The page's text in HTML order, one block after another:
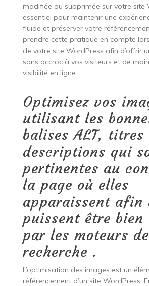
modifiée ou supprimée sur votre site
essentiel pour maintenir une
fluide et préserver votre
prendre cette pratique en compte
de votre site WordPress afin d’offrir
sans accroc à vos visiteurs et de
visibilité en ligne.
Optimisez vos
utilisant les
balises ALT, titres
descriptions qui
pertinentes au
la page où elles
apparaissent afin
puissent être bien
par les moteurs de
recherche .
L’optimisation des images est un
référencement d’un site WordPress.